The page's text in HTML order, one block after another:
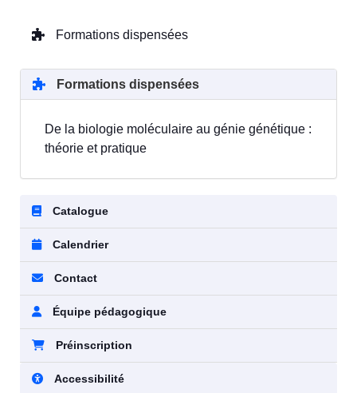
Formations dispensées
Formations dispensées
De la biologie moléculaire au génie génétique :
théorie et pratique
Catalogue
Calendrier
Contact
Équipe pédagogique
Préinscription
Accessibilité